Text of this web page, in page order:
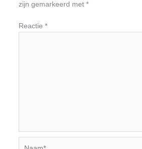
zijn gemarkeerd met *
Reactie *